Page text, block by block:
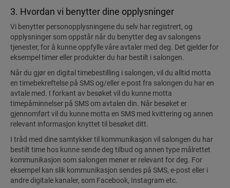
3. Hvordan vi benytter dine opplysninger
Vi benytter personopplysningene du selv har registrert, og
opplysninger som oppstår når du benytter deg av salongens
tjenester, for å kunne oppfylle våre avtaler med deg. Det gjelder for
eksempel timer eller produkter du har bestilt i salongen.
Når du gjør en digital timebestilling i salongen, vil du alltid motta
en timebekreftelse på SMS og/eller e-post fra salongen du har en
avtale med. I forkant av besøket vil du kunne motta
timepåminnelser på SMS om avtalen din. Når besøket er
gjennomført vil du kunne motta en SMS med kvittering og annen
relevant informasjon knyttet til besøket ditt.
I tråd med dine samtykker til kommunikasjon vil salongen du har
bestilt time hos kunne sende deg tilbud og annen type målrettet
kommunikasjon som salongen mener er relevant for deg. For
eksempel kan slik kommunikasjon sendes på SMS, e-post eller i
andre digitale kanaler, som Facebook, Instagram etc.